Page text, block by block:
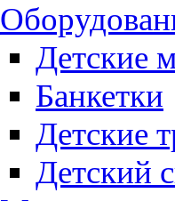
Детские
Банкетки
Детские
Детский